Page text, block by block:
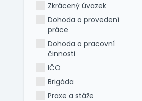
Zkrácený úvazek
Dohoda o provedení
práce
Dohoda o pracovní
činnosti
IČO
Brigáda
Praxe a stáže